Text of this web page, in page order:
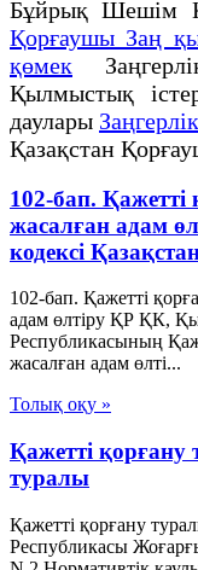
Бұйрық Шешім
Қорғаушы Заң
қөмек
Қылмыстық
даулары
Қазақстан
102-бап. Қажеттi
жасалған адам
кодексi
102-бап. Қажеттi
адам өлтіру ҚР ҚК,
Республикасының
жасалған адам өлтi...
Толық оқу »
Қажетті
туралы
Қажетті қорғану
Республикасы